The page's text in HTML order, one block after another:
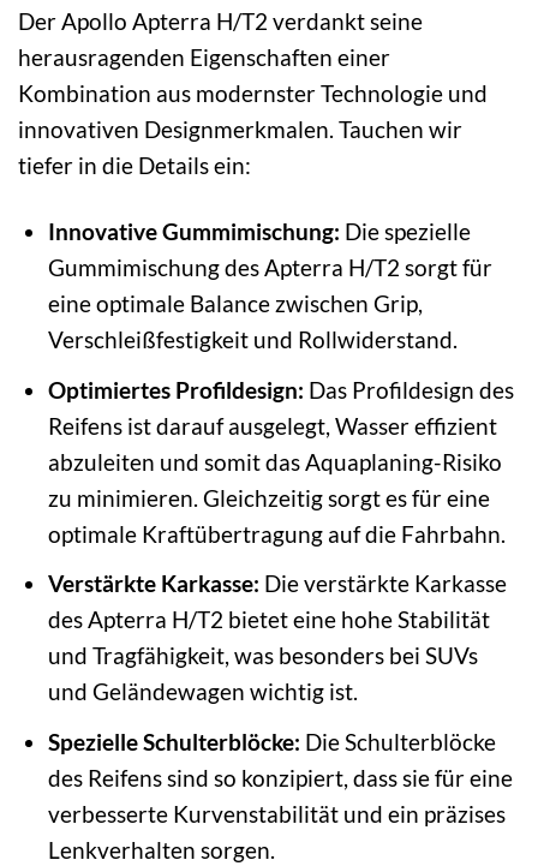
Der Apollo Apterra H/T2 verdankt seine
herausragenden Eigenschaften einer
Kombination aus modernster Technologie und
innovativen Designmerkmalen. Tauchen wir
tiefer in die Details ein:
Innovative Gummimischung: Die spezielle
Gummimischung des Apterra H/T2 sorgt für
eine optimale Balance zwischen Grip,
Verschleißfestigkeit und Rollwiderstand.
Optimiertes Profildesign: Das Profildesign des
Reifens ist darauf ausgelegt, Wasser effizient
abzuleiten und somit das Aquaplaning-Risiko
zu minimieren. Gleichzeitig sorgt es für eine
optimale Kraftübertragung auf die Fahrbahn.
Verstärkte Karkasse: Die verstärkte Karkasse
des Apterra H/T2 bietet eine hohe Stabilität
und Tragfähigkeit, was besonders bei SUVs
und Geländewagen wichtig ist.
Spezielle Schulterblöcke: Die Schulterblöcke
des Reifens sind so konzipiert, dass sie für eine
verbesserte Kurvenstabilität und ein präzises
Lenkverhalten sorgen.